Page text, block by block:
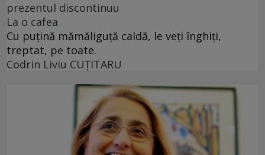
prezentul discontinuu
La o cafea
Cu puţină mămăliguţă caldă, le veţi înghiţi,
treptat, pe toate.
Codrin Liviu CUŢITARU